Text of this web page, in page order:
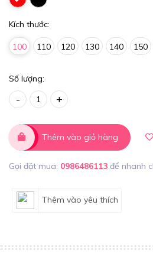
Kích thước:
100 110 120 130 140 150
Số lượng:
- +
Thêm vào giỏ hàng
Gọi đặt mua: 0986486113 để nhanh
Thêm vào yêu thích